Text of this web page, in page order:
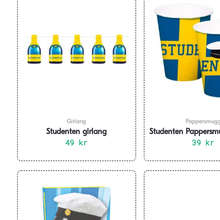
Girlang
Studenten girlang
champagneflaskor 6 m
49 kr
Pappersmugg
Studenten
8-pack
39 kr